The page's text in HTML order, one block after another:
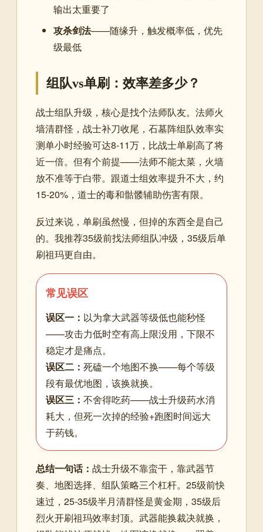
输出太重要了
攻杀剑法——随缘升，触发概率低，优先
级最低
组队vs单刷：效率差多少？
战士组队升级，核心是找个法师队友。法师火
墙清群怪，战士补刀收尾，石墓阵组队效率实
测单小时经验可达8-11万，比战士单刷高了将
近一倍。但有个前提——法师不能太菜，火墙
放不准等于白带。跟道士组效率提升不大，约
15-20%，道士的毒和骷髅辅助伤害有限。
反过来说，单刷虽然慢，但掉的东西全是自己
的。我推荐35级前找法师组队冲级，35级后单
刷祖玛更自由。
常见误区
误区一： 以为拿大武器等级低也能秒怪
——攻击力低时空有高上限没用，下限不
稳定才是痛点。
误区二： 死磕一个地图不换——每个等级
段有最优地图，该换就换。
误区三： 不舍得吃药——战士升级药水消
耗大，但死一次掉的经验+跑图时间远大
于药钱。
总结一句话： 战士升级不靠蛮干，靠武器节
奏、地图选择、组队策略三个杠杆。25级前快
速过，25-35级半月清群怪是黄金期，35级后
烈火开刷祖玛效率封顶。武器能换裁决就换，